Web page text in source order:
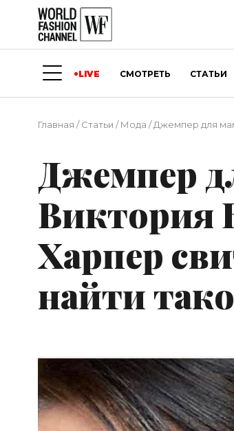
LIVE СМОТРЕТЬ СТАТЬИ
Главная /Статьи /Мода /Джемпер для
Джемпер
Виктория
Харпер
найти